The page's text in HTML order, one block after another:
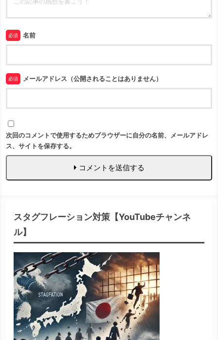
必須 名前
必須 メールアドレス（公開されることはありません）
次回のコメントで使用するためブラウザーに自分の名前、メールアドレ
ス、サイトを保存する。
コメントを送信する
スタグフレーション対策【YouTubeチャンネ
ル】